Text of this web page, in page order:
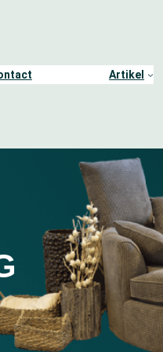
Artikel